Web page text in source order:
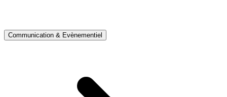
Communication & Evènementiel